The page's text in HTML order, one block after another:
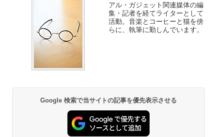
アル・ガジェット関連媒体の編
集・記者を経てライターとして
活動。音楽とコーヒーと猫を傍
らに、執筆に勤しんでいます。
Google 検索で当サイトの記事を優先表示させる